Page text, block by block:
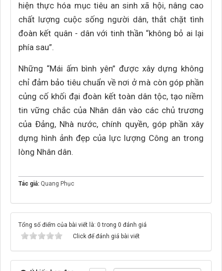
hiện thực hóa mục tiêu an sinh xã hội, nâng cao
chất lượng cuộc sống người dân, thắt chặt tình
đoàn kết quân - dân với tinh thần “không bỏ ai lại
phía sau”.
Những “Mái ấm bình yên” được xây dựng không
chỉ đảm bảo tiêu chuẩn về nơi ở mà còn góp phần
củng cố khối đại đoàn kết toàn dân tộc, tạo niềm
tin vững chắc của Nhân dân vào các chủ trương
của Đảng, Nhà nước, chính quyền, góp phần xây
dựng hình ảnh đẹp của lực lượng Công an trong
lòng Nhân dân.
Tác giả: Quang Phục
Tổng số điểm của bài viết là: 0 trong 0 đánh giá
Click để đánh giá bài viết